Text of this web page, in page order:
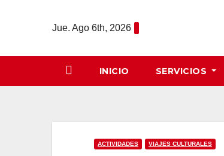
Jue. Ago 6th, 2026
INICIO SERVICIOS
ACTIVIDADES VIAJES CULTURALES